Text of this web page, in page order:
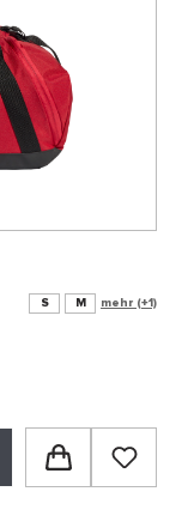
S M mehr (+1)